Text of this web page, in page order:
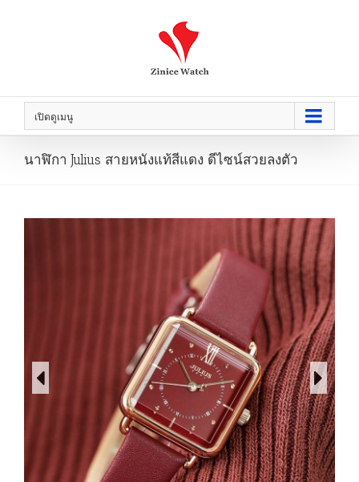
เปิดดูเมนู
นาฬิกา Julius สายหนังแท้สีแดง ดีไซน์สวยลงตัว